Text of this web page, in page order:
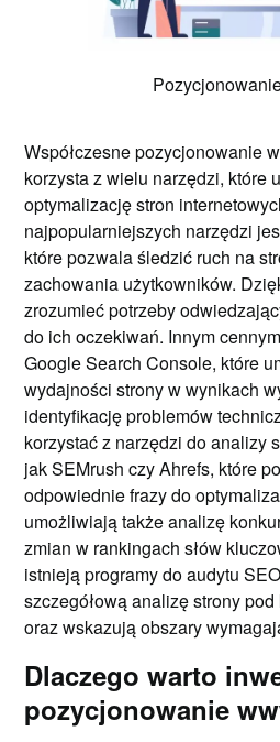
Współczesne pozycjonowanie
korzysta z wielu narzędzi, które
optymalizację stron
najpopularniejszych narzędzi
które pozwala śledzić ruch na
zachowania użytkowników.
zrozumieć potrzeby
do ich oczekiwań. Innym
Google Search Console, które
wydajności strony w wynikach
identyfikację problemów
korzystać z narzędzi do analizy
jak SEMrush czy Ahrefs, które
odpowiednie frazy do
umożliwiają także analizę
zmian w rankingach słów
istnieją programy do audytu
szczegółową analizę strony
oraz wskazują obszary
Dlaczego warto
pozycjonowanie